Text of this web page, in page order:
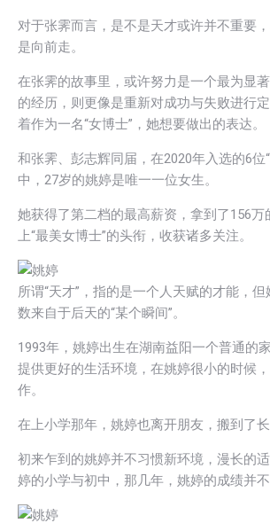
对于张霁而言，是不是天才或许并不重要
是向前走。
在张霁的故事里，或许努力是一个最为显
的经历，则更像是重新对成功与失败进行
着作为一名“女博士”，她想要做出的表达。
和张霁、彭志辉同届，在2020年入选的6位
中，27岁的姚婷是唯一一位女生。
她获得了第二档的最高薪资，拿到了156万
上“最美女博士”的头衔，收获诸多关注。
所谓“天才”，指的是一个人天赋的才能，
数来自于后天的“某个瞬间”。
1993年，姚婷出生在湖南益阳一个普通的
提供更好的生活环境，在姚婷很小的时候
作。
在上小学那年，姚婷也离开朋友，搬到了长
初来乍到的姚婷并不习惯新环境，漫长的
婷的小学与初中，那几年，姚婷的成绩并不